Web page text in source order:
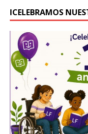
c
e
b
o
o
k
it
te
r
ICELEBRAMOS